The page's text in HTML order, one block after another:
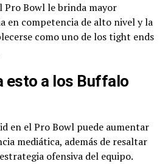
Pro Bowl le brinda mayor
en competencia de alto nivel y la
como uno de los tight ends
esto a los Buffalo
en el Pro Bowl puede aumentar
mediática, además de resaltar
ofensiva del equipo.